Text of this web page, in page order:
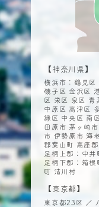
【神奈川県】
横浜市：鶴見区
磯子区 金沢区
区 栄区 泉区 青
中原区 高津区
緑区 中央区 南
田原市 茅ヶ崎
市 伊勢原市 海
郡葉山町 高座
足柄上郡：中
足柄下郡：箱根
町 清川村
【東京都】
東京都23区 ／